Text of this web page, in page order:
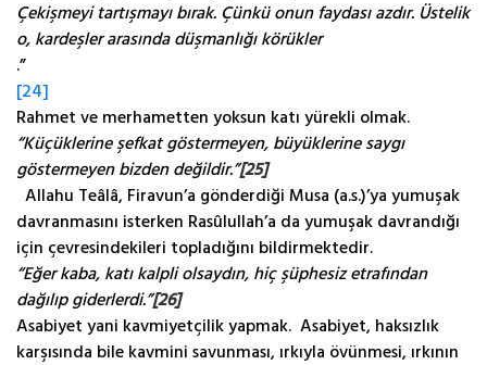
Çekişmeyi tartışmayı bırak. Çünkü onun faydası azdır. Üstelik
o, kardeşler arasında düşmanlığı körükler
.”
[24]
Rahmet ve merhametten yoksun katı yürekli olmak.
“Küçüklerine şefkat göstermeyen, büyüklerine saygı
göstermeyen bizden değildir.”[25]
Allahu Teâlâ, Firavun’a gönderdiği Musa (a.s.)’ya yumuşak
davranmasını isterken Rasûlullah’a da yumuşak davrandığı
için çevresindekileri topladığını bildirmektedir.
“Eğer kaba, katı kalpli olsaydın, hiç şüphesiz etrafından
dağılıp giderlerdi.”[26]
Asabiyet yani kavmiyetçilik yapmak. Asabiyet, haksızlık
karşısında bile kavmini savunması, ırkıyla övünmesi, ırkının